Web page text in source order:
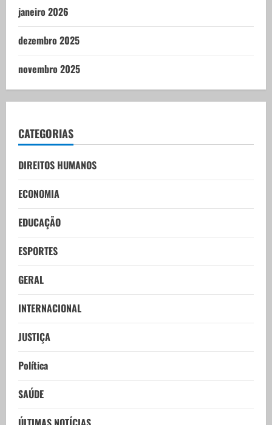
janeiro 2026
dezembro 2025
novembro 2025
CATEGORIAS
DIREITOS HUMANOS
ECONOMIA
EDUCAÇÃO
ESPORTES
GERAL
INTERNACIONAL
JUSTIÇA
Política
SAÚDE